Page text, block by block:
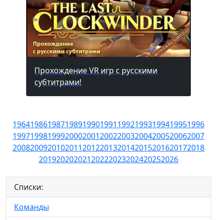
Прохождение VR игр с русскими
субтитрами!
19641986198719891990199119921993199419951996
19971998199920002001200220032004200520062007
20082009201020112012201320142015201620172018
20192020202120222023202420252026
Списки:
Команды